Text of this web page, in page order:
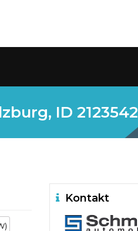
ID 2123542
Kontakt